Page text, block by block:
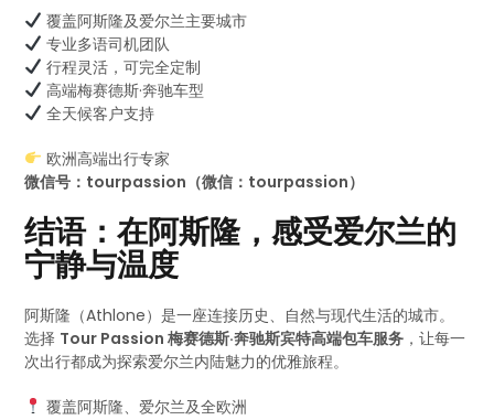
覆盖阿斯隆及爱尔兰主要城市
专业多语司机团队
行程灵活，可完全定制
高端梅赛德斯·奔驰车型
全天候客户支持
欧洲高端出行专家
微信号：tourpassion（微信：tourpassion）
结语：在阿斯隆，感受爱尔兰的
宁静与温度
阿斯隆（Athlone）是一座连接历史、自然与现代生活的城市。
选择 Tour Passion 梅赛德斯·奔驰斯宾特高端包车服务 ，让每一
次出行都成为探索爱尔兰内陆魅力的优雅旅程。
覆盖阿斯隆、爱尔兰及全欧洲